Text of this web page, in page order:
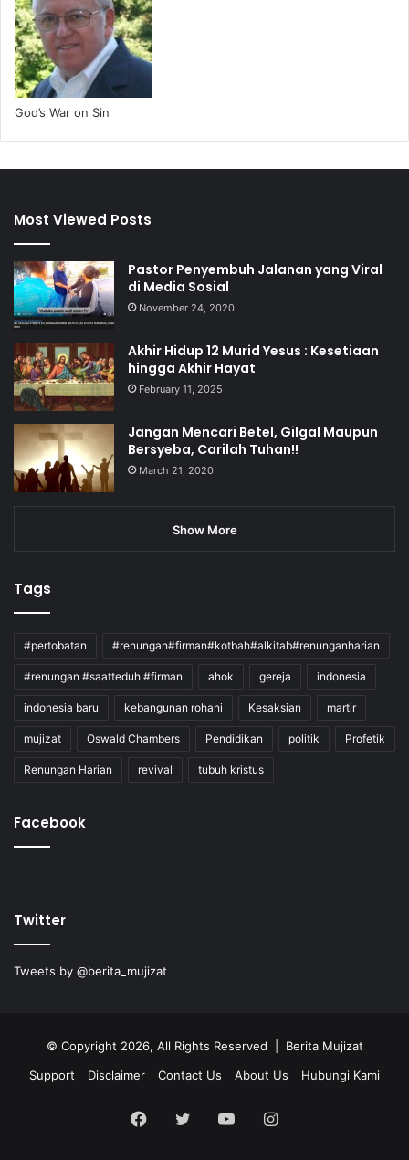
God’s War on Sin
Most Viewed Posts
Pastor Penyembuh Jalanan yang Viral
di Media Sosial
November 24, 2020
Akhir Hidup 12 Murid Yesus : Kesetiaan
hingga Akhir Hayat
February 11, 2025
Jangan Mencari Betel, Gilgal Maupun
Bersyeba, Carilah Tuhan!!
March 21, 2020
Show More
Tags
#pertobatan #renungan#firman#kotbah#alkitab#renunganharian
#renungan #saatteduh #firman ahok gereja indonesia
indonesia baru kebangunan rohani Kesaksian martir
mujizat Oswald Chambers Pendidikan politik Profetik
Renungan Harian revival tubuh kristus
Facebook
Twitter
Tweets by @berita_mujizat
© Copyright 2026, All Rights Reserved | Berita Mujizat
Support
Disclaimer Contact Us About Us Hubungi Kami
Facebook
Twitter YouTubeInstagram